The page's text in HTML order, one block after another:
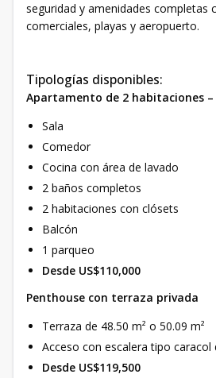
seguridad y amenidades completas
comerciales, playas y aeropuerto.
Tipologías disponibles:
Apartamento de 2 habitaciones –
Sala
Comedor
Cocina con área de lavado
2 baños completos
2 habitaciones con clósets
Balcón
1 parqueo
Desde US$110,000
Penthouse con terraza privada
Terraza de 48.50 m² o 50.09 m²
Acceso con escalera tipo caracol
Desde US$119,500